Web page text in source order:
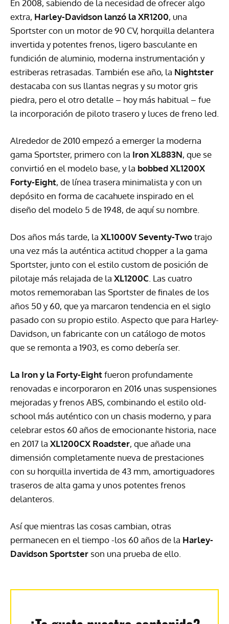
En 2008, sabiendo de la necesidad de ofrecer algo
extra, Harley-Davidson lanzó la XR1200, una
Sportster con un motor de 90 CV, horquilla delantera
invertida y potentes frenos, ligero basculante en
fundición de aluminio, moderna instrumentación y
estriberas retrasadas. También ese año, la Nightster
destacaba con sus llantas negras y su motor gris
piedra, pero el otro detalle – hoy más habitual – fue
la incorporación de piloto trasero y luces de freno led.
Alrededor de 2010 empezó a emerger la moderna
gama Sportster, primero con la Iron XL883N, que se
convirtió en el modelo base, y la bobbed XL1200X
Forty-Eight, de línea trasera minimalista y con un
depósito en forma de cacahuete inspirado en el
diseño del modelo 5 de 1948, de aquí su nombre.
Dos años más tarde, la XL1000V Seventy-Twotrajo
una vez más la auténtica actitud chopper a la gama
Sportster, junto con el estilo custom de posición de
pilotaje más relajada de la XL1200C . Las cuatro
motos rememoraban las Sportster de finales de los
años 50 y 60, que ya marcaron tendencia en el siglo
pasado con su propio estilo. Aspecto que para Harley-
Davidson, un fabricante con un catálogo de motos
que se remonta a 1903, es como debería ser.
La Iron y la Forty-Eightfueron profundamente
renovadas e incorporaron en 2016 unas suspensiones
mejoradas y frenosABS, combinando el estilo old-
school más auténtico con un chasis moderno, y para
celebrar estos 60 años de emocionante historia, nace
en 2017 la XL1200CX Roadster, que añade una
dimensión completamente nueva de prestaciones
con su horquilla invertida de 43 mm, amortiguadores
traseros de alta gama y unos potentes frenos
delanteros.
Así que mientras las cosas cambian, otras
permanecen en el tiempo -los 60 años de la Harley-
Davidson Sportster son una prueba de ello.